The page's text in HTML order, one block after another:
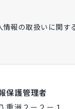
報の取扱いに関す
保護管理者